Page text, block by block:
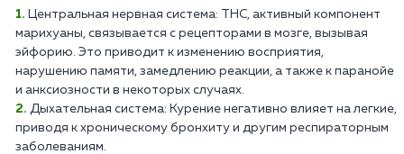
Центральная нервная система: THC, активный компонент
марихуаны, связывается с рецепторами в мозге, вызывая
эйфорию. Это приводит к изменению восприятия,
нарушению памяти, замедлению реакции, а также к паранойе
и анксиозности в некоторых случаях.
Дыхательная система: Курение негативно влияет на легкие,
приводя к хроническому бронхиту и другим респираторным
заболеваниям.